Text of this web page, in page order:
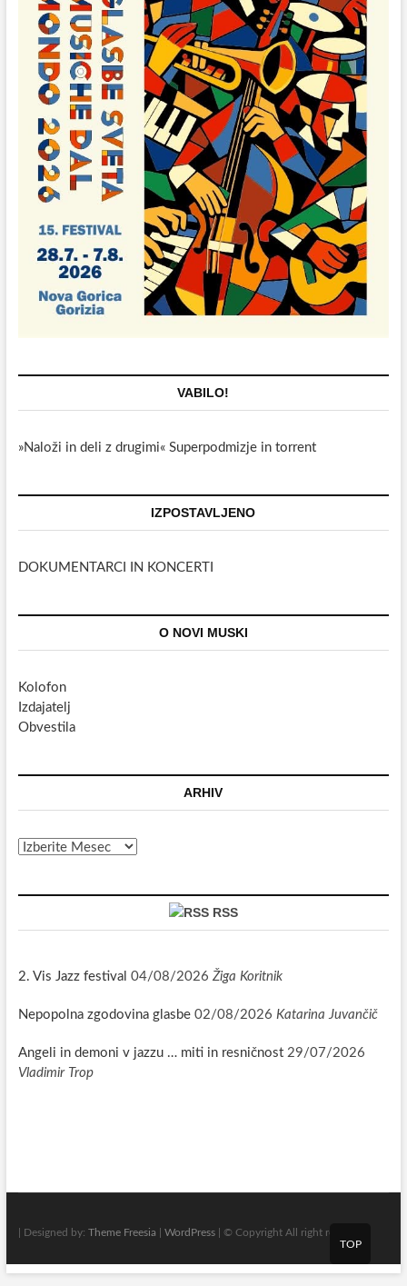
VABILO!
»Naloži in deli z drugimi« Superpodmizje in torrent
IZPOSTAVLJENO
DOKUMENTARCI IN KONCERTI
O NOVI MUSKI
Kolofon
Izdajatelj
Obvestila
ARHIV
Arhiv
RSS
2. Vis Jazz festival 04/08/2026 Žiga Koritnik
Nepopolna zgodovina glasbe 02/08/2026 Katarina Juvančič
Angeli in demoni v jazzu … miti in resničnost 29/07/2026
Vladimir Trop
| Designed by: Theme Freesia WordPress| © Copyright All right reserved
TOP